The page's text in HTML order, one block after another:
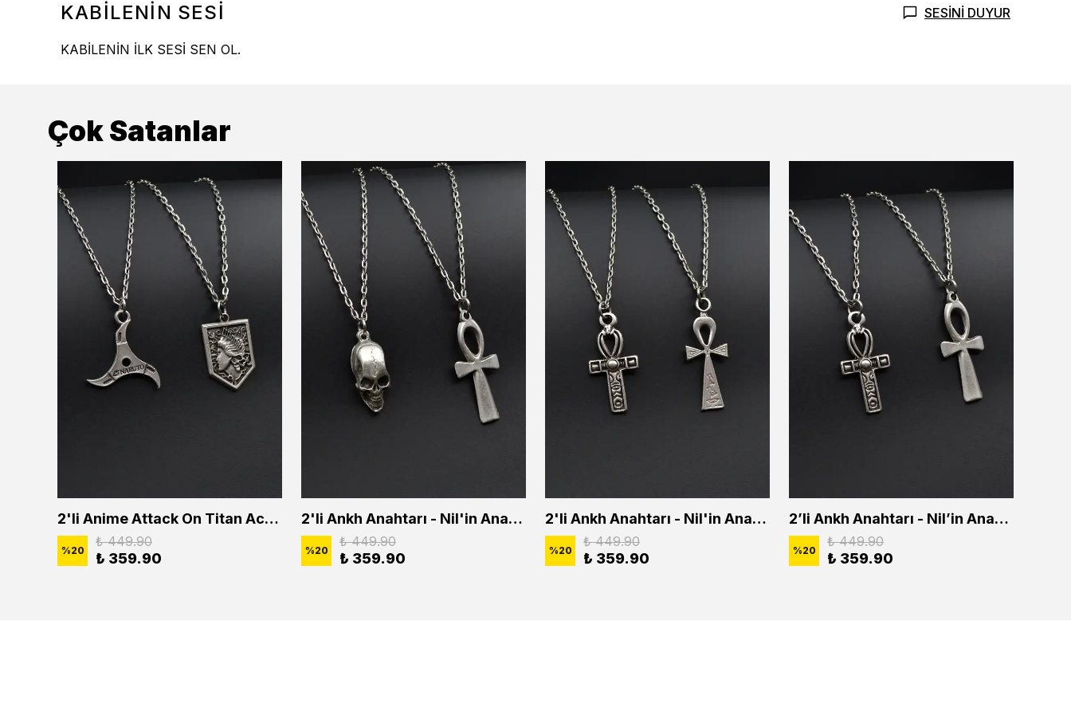
KABİLENİN SESİ SESİNİ DUYUR
KABİLENİN İLK SESİ SEN OL.
Çok Satanlar
2'li Anime Attack On Titan Acrylic Maria Anime Naruto Erkek Kadın Kolye Seti
%20
₺ 449.90
₺ 359.90
2'li Ankh Anahtarı - Nil'in Anahtarı - Kuru Kafa Erkek Kadın Kolye Seti
%20
₺ 449.90
₺ 359.90
2'li Ankh Anahtarı - Nil'in Anahtarı Erkek Kadın Kolye Seti
%20
₺ 449.90
₺ 359.90
2’li Ankh Anahtarı - Nil’in Anahtarı Erkek Kadın Kolye Seti
%20
₺ 449.90
₺ 359.90